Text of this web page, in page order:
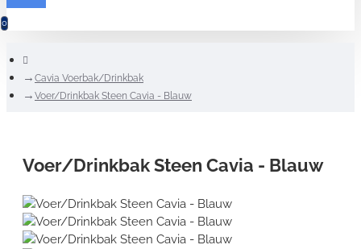
0
Cavia Voerbak/Drinkbak
Voer/Drinkbak Steen Cavia - Blauw
Voer/Drinkbak Steen Cavia - Blauw